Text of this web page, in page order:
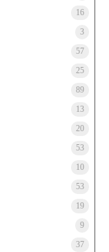
16
3
57
25
89
13
20
53
10
53
19
9
37